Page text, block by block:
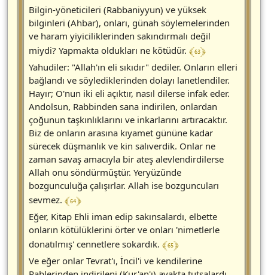
Bilgin-yöneticileri (Rabbaniyyun) ve yüksek
bilginleri (Ahbar), onları, günah söylemelerinden
ve haram yiyiciliklerinden sakındırmalı değil
miydi? Yapmakta oldukları ne kötüdür. ﴾ 63 ﴿
Yahudiler: "Allah'ın eli sıkıdır" dediler. Onların elleri
bağlandı ve söylediklerinden dolayı lanetlendiler.
Hayır; O'nun iki eli açıktır, nasıl dilerse infak eder.
Andolsun, Rabbinden sana indirilen, onlardan
çoğunun taşkınlıklarını ve inkarlarını artıracaktır.
Biz de onların arasına kıyamet gününe kadar
sürecek düşmanlık ve kin salıverdik. Onlar ne
zaman savaş amacıyla bir ateş alevlendirdilerse
Allah onu söndürmüştür. Yeryüzünde
bozgunculuğa çalışırlar. Allah ise bozguncuları
sevmez. ﴾ 64 ﴿
Eğer, Kitap Ehli iman edip sakınsalardı, elbette
onların kötülüklerini örter ve onları 'nimetlerle
donatılmış' cennetlere sokardık. ﴾ 65 ﴿
Ve eğer onlar Tevrat'ı, İncil'i ve kendilerine